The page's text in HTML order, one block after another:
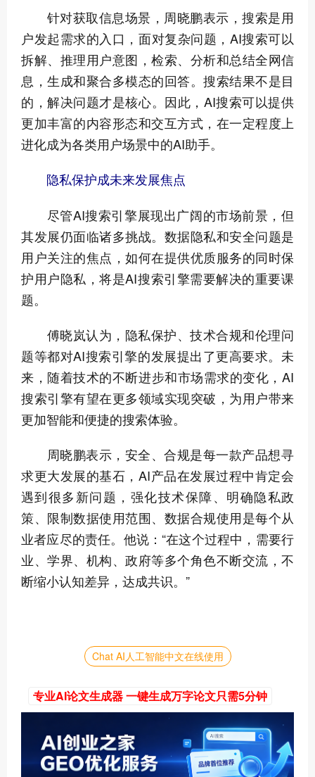
针对获取信息场景，周晓鹏表示，搜索是用
户发起需求的入口，面对复杂问题，AI搜索可以
拆解、推理用户意图，检索、分析和总结全网信
息，生成和聚合多模态的回答。搜索结果不是目
的，解决问题才是核心。因此，AI搜索可以提供
更加丰富的内容形态和交互方式，在一定程度上
进化成为各类用户场景中的AI助手。
隐私保护成未来发展焦点
尽管AI搜索引擎展现出广阔的市场前景，但
其发展仍面临诸多挑战。数据隐私和安全问题是
用户关注的焦点，如何在提供优质服务的同时保
护用户隐私，将是AI搜索引擎需要解决的重要课
题。
傅晓岚认为，隐私保护、技术合规和伦理问
题等都对AI搜索引擎的发展提出了更高要求。未
来，随着技术的不断进步和市场需求的变化，AI
搜索引擎有望在更多领域实现突破，为用户带来
更加智能和便捷的搜索体验。
周晓鹏表示，安全、合规是每一款产品想寻
求更大发展的基石，AI产品在发展过程中肯定会
遇到很多新问题，强化技术保障、明确隐私政
策、限制数据使用范围、数据合规使用是每个从
业者应尽的责任。他说：“在这个过程中，需要行
业、学界、机构、政府等多个角色不断交流，不
断缩小认知差异，达成共识。”
Chat AI人工智能中文在线使用
专业AI论文生成器 一键生成万字论文只需5分钟